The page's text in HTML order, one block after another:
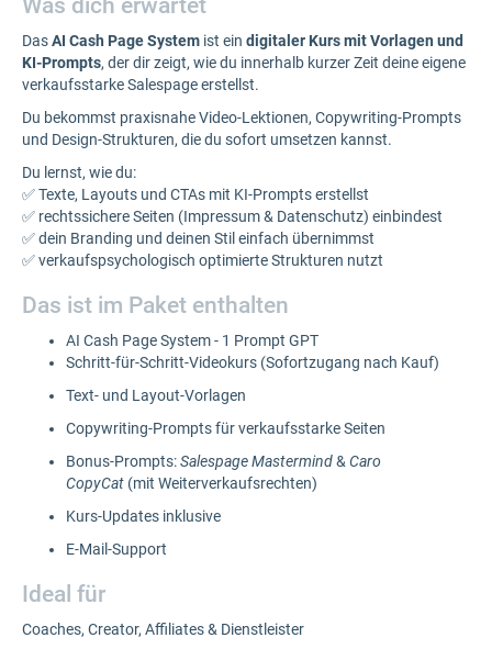
Was dich erwartet
DasAI Cash Page System ist ein digitaler Kurs mit Vorlagen und
KI-Prompts, der dir zeigt, wie du innerhalb kurzer Zeit deine eigene
verkaufsstarke Salespage erstellst.
Du bekommst praxisnahe Video-Lektionen, Copywriting-Prompts
und Design-Strukturen, die du sofort umsetzen kannst.
Du lernst, wie du:
✅ Texte, Layouts und CTAs mit KI-Prompts erstellst
✅ rechtssichere Seiten (Impressum & Datenschutz) einbindest
✅ dein Branding und deinen Stil einfach übernimmst
✅ verkaufspsychologisch optimierte Strukturen nutzt
Das ist im Paket enthalten
AI Cash Page System - 1 Prompt GPT
Schritt-für-Schritt-Videokurs (Sofortzugang nach Kauf)
Text- und Layout-Vorlagen
Copywriting-Prompts für verkaufsstarke Seiten
Bonus-Prompts:Salespage Mastermind& Caro
CopyCat (mit Weiterverkaufsrechten)
Kurs-Updates inklusive
E-Mail-Support
Ideal für
Coaches, Creator, Affiliates & Dienstleister